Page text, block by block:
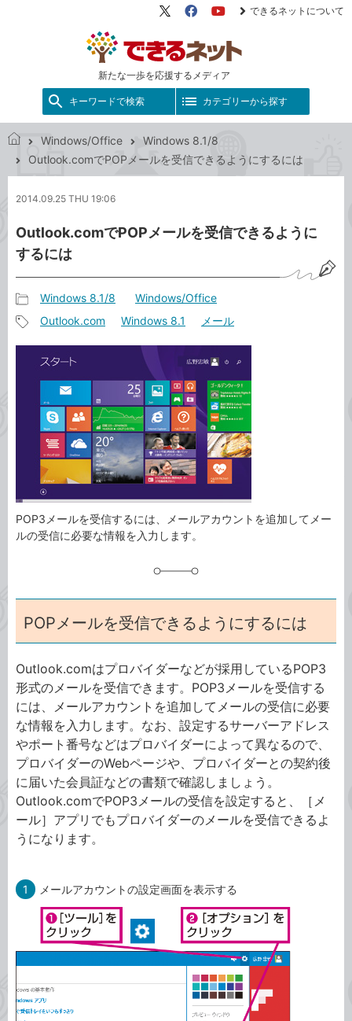
新たな一歩を応援するメディア
X（旧
FacebookYouTube
できるネットについて
キーワードで検索 カテゴリーから探す
で
ネ
ト
Windows/Office
Windows 8.1/8
Outlook.comでPOPメールを受信できるようにするには
2014.09.25 THU 19:06
Outlook.comでPOPメールを受信できるように
するには
事
カ
テ
リ
Windows 8.1/8 Windows/Office
Outlook.com Windows 8.1 メール
POP3メールを受信するには、メールアカウントを追加してメー
ルの受信に必要な情報を入力します。
POPメールを受信できるようにするには
Outlook.comはプロバイダーなどが採用しているPOP3
形式のメールを受信できます。POP3メールを受信する
には、メールアカウントを追加してメールの受信に必要
な情報を入力します。なお、設定するサーバーアドレス
やポート番号などはプロバイダーによって異なるので、
プロバイダーのWebページや、プロバイダーとの契約後
に届いた会員証などの書類で確認しましょう。
Outlook.comでPOP3メールの受信を設定すると、［メ
ール］アプリでもプロバイダーのメールを受信できるよ
うになります。
1 メールアカウントの設定画面を表示する